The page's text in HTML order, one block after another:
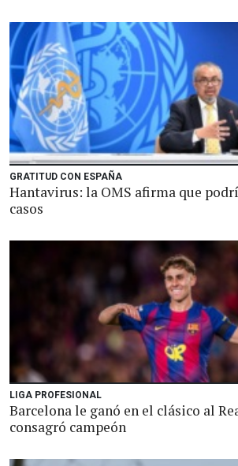
GRATITUD CON ESPAÑA
Hantavirus: la OMS afirma que
casos
LIGA PROFESIONAL
Barcelona le ganó en el clásico al
consagró campeón